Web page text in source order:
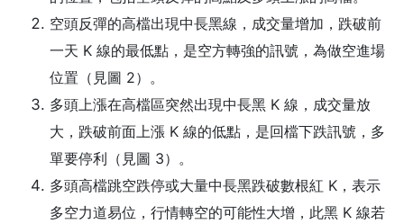
空頭反彈的高檔出現中長黑線，成交量增加，跌破前
一天 K 線的最低點，是空方轉強的訊號，為做空進場
位置（見圖 2）。
多頭上漲在高檔區突然出現中長黑 K 線，成交量放
大，跌破前面上漲 K 線的低點，是回檔下跌訊號，多
單要停利（見圖 3）。
多頭高檔跳空跌停或大量中長黑跌破數根紅 K，表示
多空力道易位，行情轉空的可能性大增，此黑 K 線若